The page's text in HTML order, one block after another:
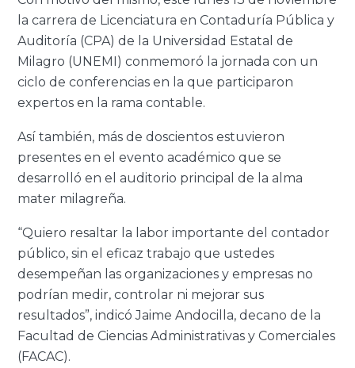
la carrera de Licenciatura en Contaduría Pública y
Auditoría (CPA) de la Universidad Estatal de
Milagro (UNEMI) conmemoró la jornada con un
ciclo de conferencias en la que participaron
expertos en la rama contable.
Así también, más de doscientos estuvieron
presentes en el evento académico que se
desarrolló en el auditorio principal de la alma
mater milagreña.
“Quiero resaltar la labor importante del contador
público, sin el eficaz trabajo que ustedes
desempeñan las organizaciones y empresas no
podrían medir, controlar ni mejorar sus
resultados”, indicó Jaime Andocilla, decano de la
Facultad de Ciencias Administrativas y Comerciales
(FACAC).